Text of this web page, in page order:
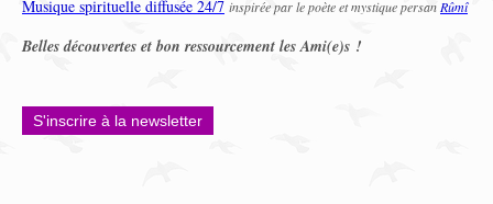
Musique spirituelle diffusée 24/7 inspirée par le poète et mystique persan Rûmî
Belles découvertes et bon ressourcement les Ami(e)s !
S'inscrire à la newsletter